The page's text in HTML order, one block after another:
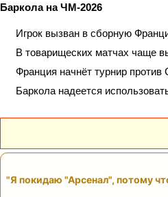
Баркола на ЧМ‑2026
Игрок вызван в сборную
В товарищеских матчах чаще
Франция начнёт турнир против
Баркола надеется
"Я покидаю "Арсенал", потому